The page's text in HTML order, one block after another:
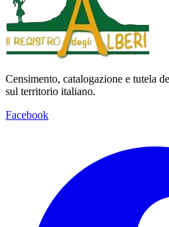
Censimento, catalogazione e tutela
sul territorio italiano.
Facebook